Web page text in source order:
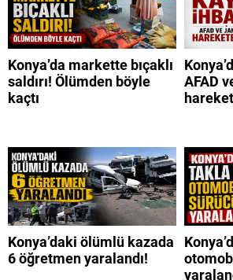
Konya’da markette bıçaklı
saldırı! Ölümden böyle
kaçtı
AFAD
Konya’daki ölümlü kazada
6 öğretmen yaralandı!